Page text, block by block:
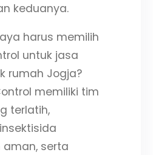
keduanya.
harus memilih
untuk jasa
rumah Jogja?
memiliki tim
terlatih,
serta